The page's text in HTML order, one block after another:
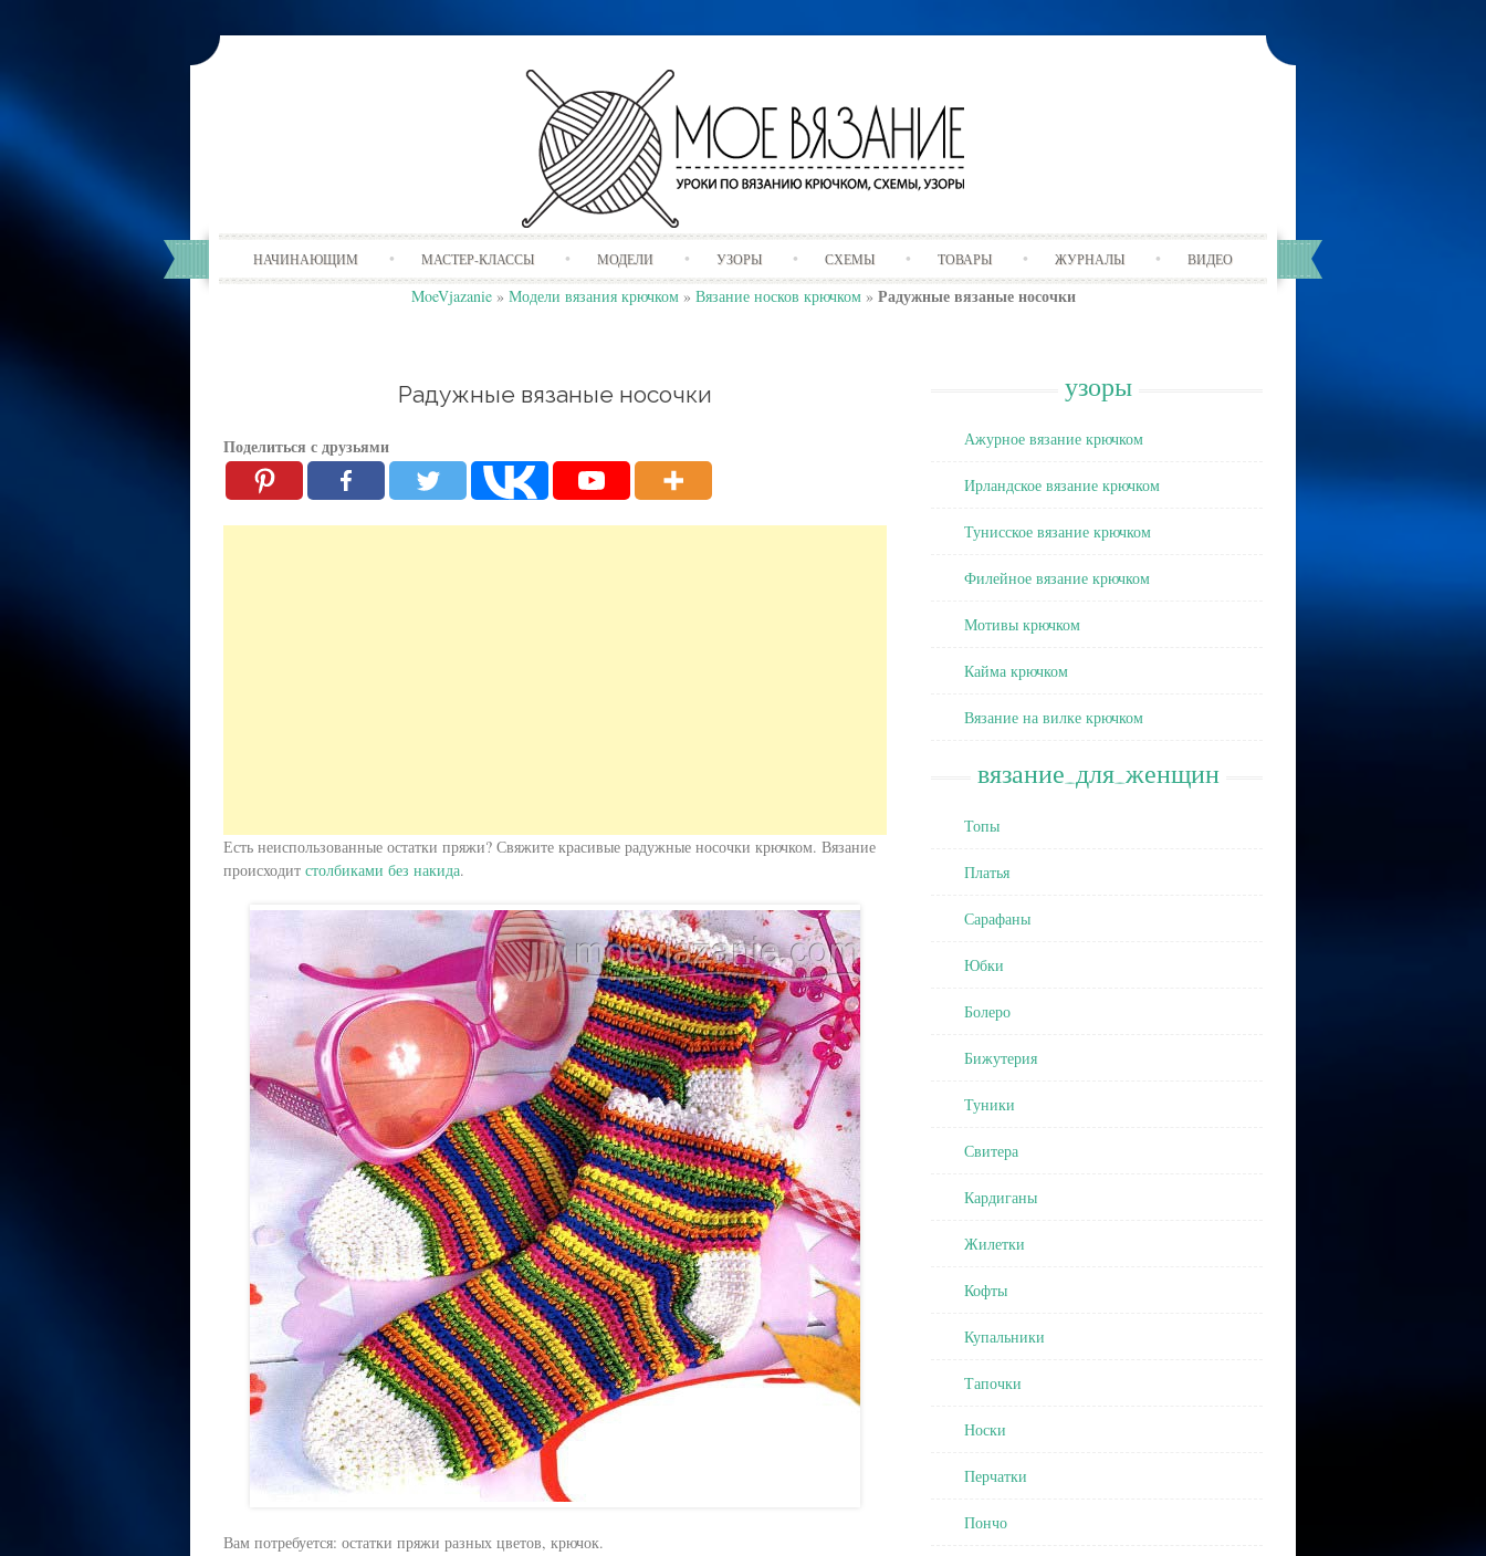
Skip
to
content
НАЧИНАЮЩИМ МАСТЕР-КЛАССЫ МОДЕЛИ УЗОРЫ СХЕМЫ ТОВАРЫ ЖУРНАЛЫ ВИДЕО
MoeVjazanie» Модели вязания крючком» Вязание носков крючком» Радужные вязаные носочки
Радужные вязаные носочки
Поделиться с друзьями
Есть неиспользованные остатки пряжи? Свяжите красивые радужные носочки крючком. Вязание
происходит столбиками без накида.
Вам потребуется: остатки пряжи разных цветов, крючок.
узоры
Ажурное вязание крючком
Ирландское вязание крючком
Тунисское вязание крючком
Филейное вязание крючком
Мотивы крючком
Кайма крючком
Вязание на вилке крючком
вязание_для_женщин
Топы
Платья
Сарафаны
Юбки
Болеро
Бижутерия
Туники
Свитера
Кардиганы
Жилетки
Кофты
Купальники
Тапочки
Носки
Перчатки
Пончо